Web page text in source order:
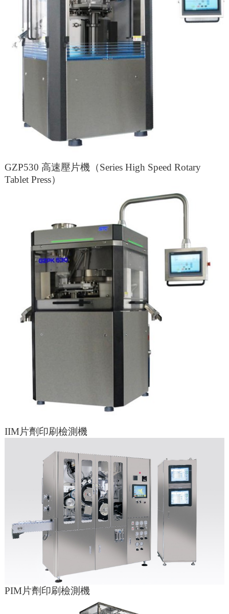
GZP530 高速壓片機（Series High Speed Rotary
Tablet Press）
IIM片劑印刷檢測機
PIM片劑印刷檢測機